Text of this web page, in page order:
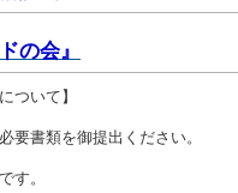
の会』
ついて】
要書類を御提出ください。
す。